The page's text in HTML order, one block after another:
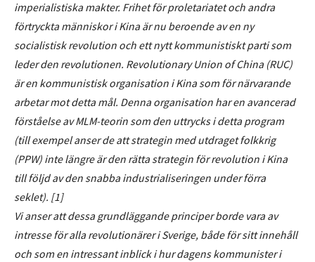
imperialistiska makter. Frihet för proletariatet och andra
förtryckta människor i Kina är nu beroende av en ny
socialistisk revolution och ett nytt kommunistiskt parti som
leder den revolutionen. Revolutionary Union of China (RUC)
är en kommunistisk organisation i Kina som för närvarande
arbetar mot detta mål. Denna organisation har en avancerad
förståelse av MLM-teorin som den uttrycks i detta program
(till exempel anser de att strategin med utdraget folkkrig
(PPW) inte längre är den rätta strategin för revolution i Kina
till följd av den snabba industrialiseringen under förra
seklet). [1]
Vi anser att dessa grundläggande principer borde vara av
intresse för alla revolutionärer i Sverige, både för sitt innehåll
och som en intressant inblick i hur dagens kommunister i